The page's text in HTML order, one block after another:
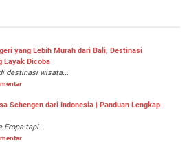
yang Lebih Murah dari Bali, Destinasi
Layak Dicoba
destinasi wisata...
Schengen dari Indonesia | Panduan Lengkap
Eropa tapi...